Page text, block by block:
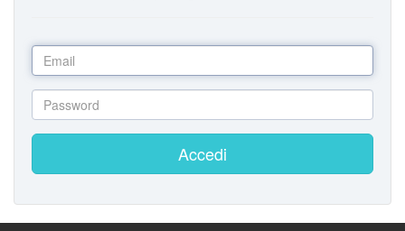
Accedi